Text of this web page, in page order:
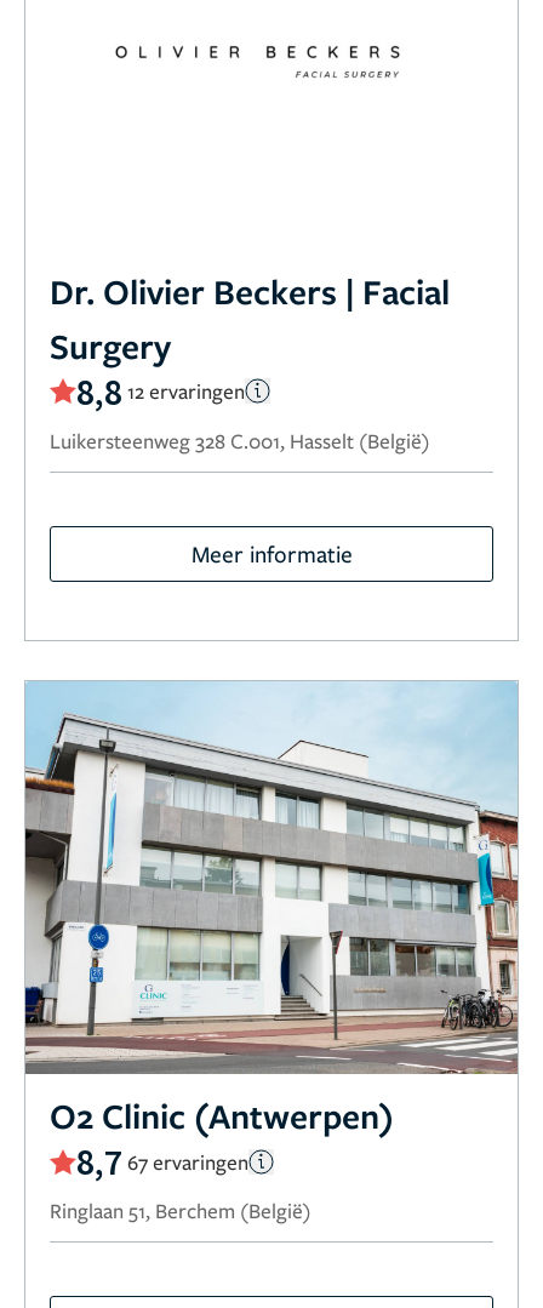
Dr. Olivier Beckers | Facial
Surgery
8,8 12 ervaringen
Luikersteenweg 328 C.001, Hasselt (België)
Meer informatie
O2 Clinic (Antwerpen)
8,7 67 ervaringen
Ringlaan 51, Berchem (België)